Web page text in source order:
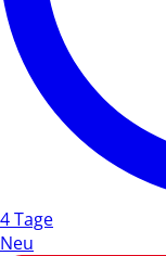
4 Tage
Neu